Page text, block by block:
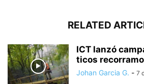
RELATED
ICT lanzó
ticos
Johan Garcia G. - 7